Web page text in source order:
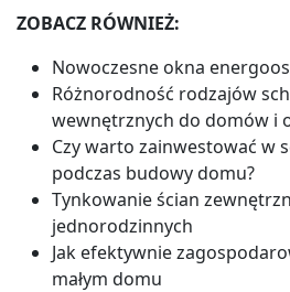
ZOBACZ RÓWNIEŻ:
Nowoczesne okna
Różnorodność rodzajów
wewnętrznych do domów i
Czy warto zainwestować w
podczas budowy domu?
Tynkowanie ścian
jednorodzinnych
Jak efektywnie
małym domu